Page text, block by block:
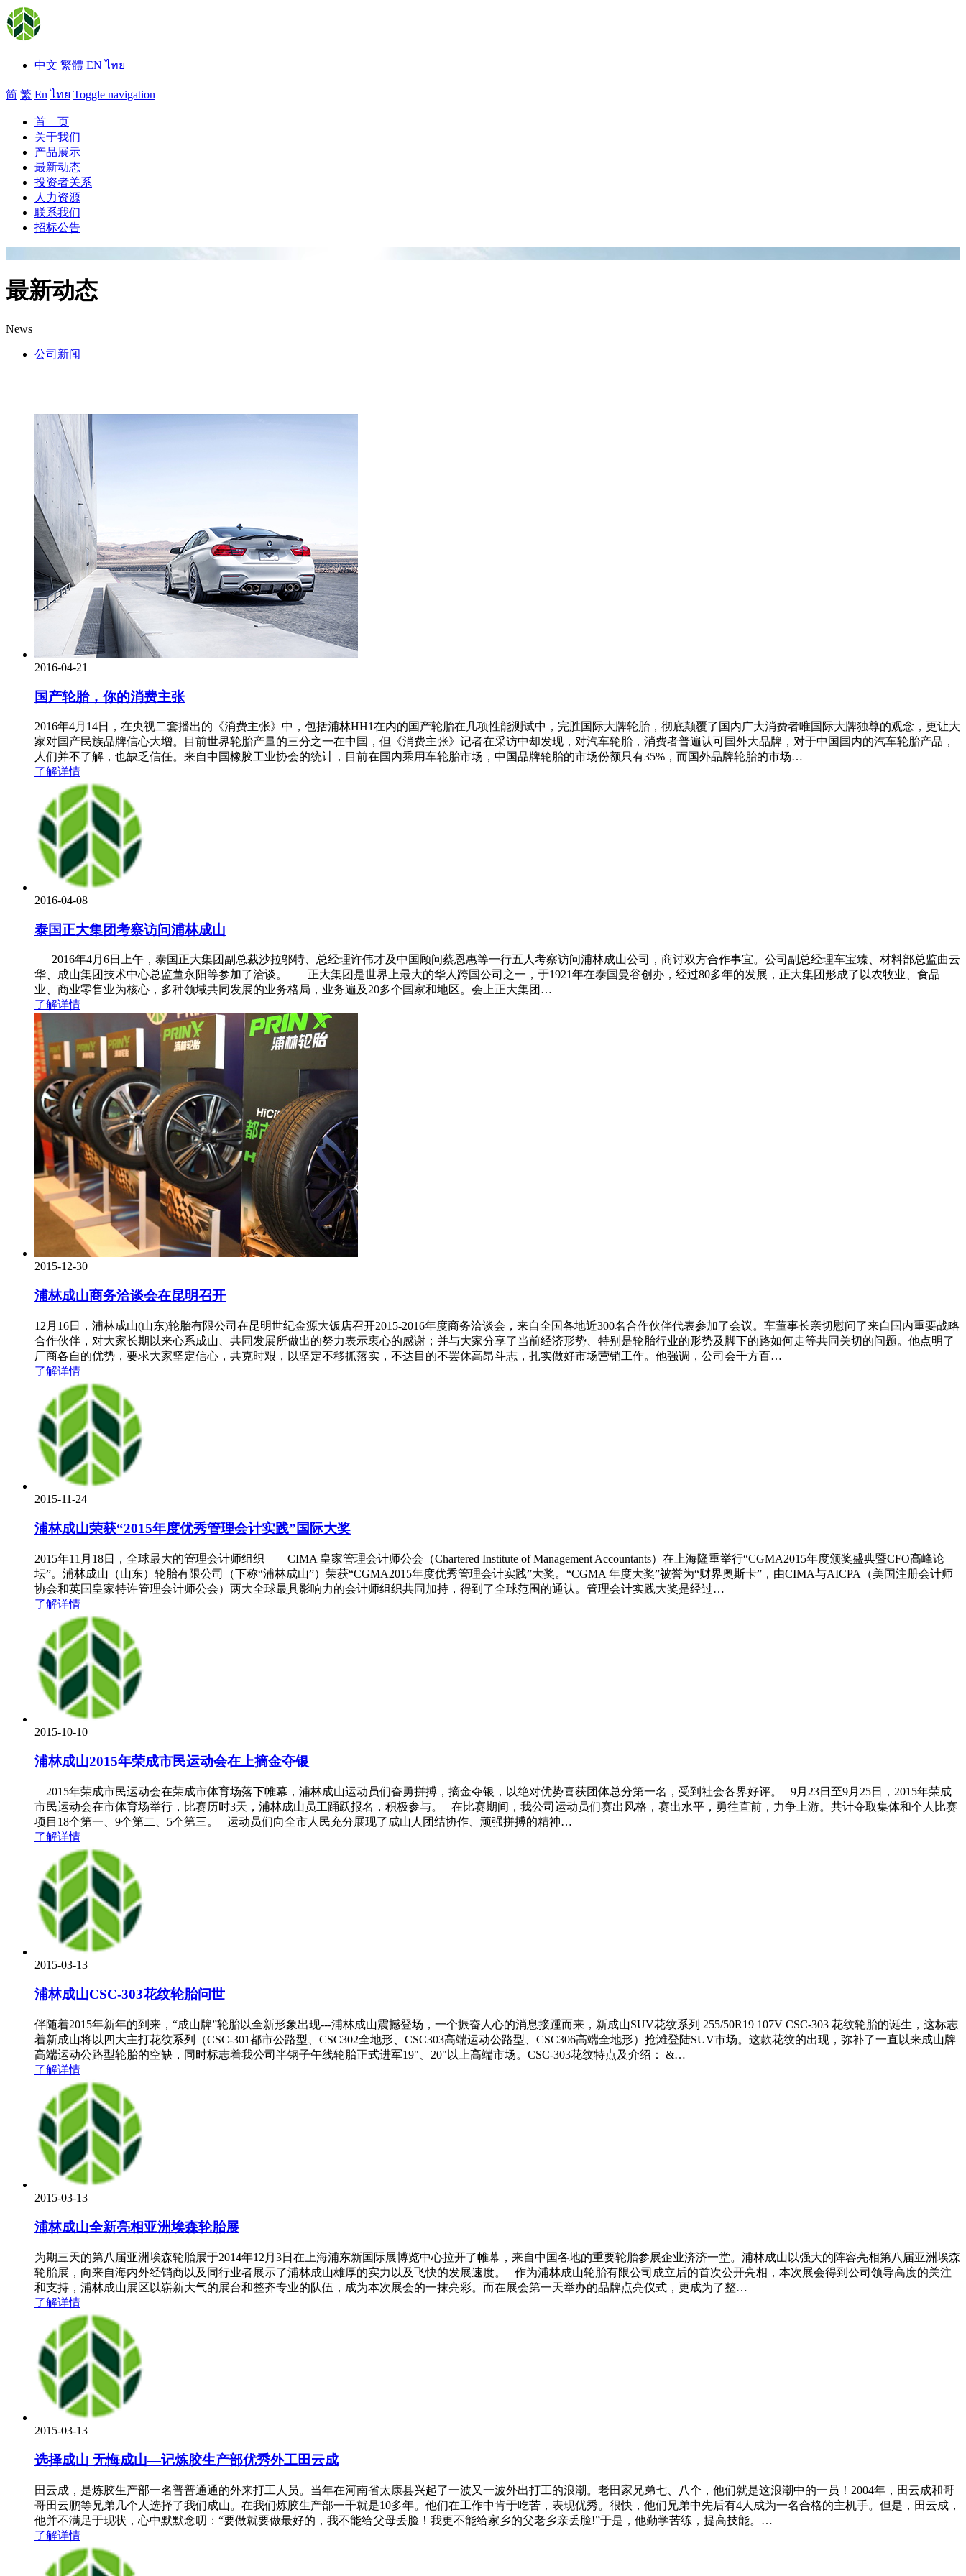
中文 繁體 EN ไทย
简 繁 En ไทย Toggle navigation
首 页
关于我们
产品展示
最新动态
投资者关系
人力资源
联系我们
招标公告
最新动态
News
公司新闻
2016-04-21
国产轮胎，你的消费主张
2016年4月14日，在央视二套播出的《消费主张》中，包括浦林HH1在内的国产轮胎在几项性能测试中，完胜国际大牌轮胎，彻底颠覆了国内广大消费者唯国际大牌独尊的观念，更让大
家对国产民族品牌信心大增。目前世界轮胎产量的三分之一在中国，但《消费主张》记者在采访中却发现，对汽车轮胎，消费者普遍认可国外大品牌，对于中国国内的汽车轮胎产品，
人们并不了解，也缺乏信任。来自中国橡胶工业协会的统计，目前在国内乘用车轮胎市场，中国品牌轮胎的市场份额只有35%，而国外品牌轮胎的市场…
了解详情
2016-04-08
泰国正大集团考察访问浦林成山
2016年4月6日上午，泰国正大集团副总裁沙拉邬特、总经理许伟才及中国顾问蔡恩惠等一行五人考察访问浦林成山公司，商讨双方合作事宜。公司副总经理车宝臻、材料部总监曲云
华、成山集团技术中心总监董永阳等参加了洽谈。 正大集团是世界上最大的华人跨国公司之一，于1921年在泰国曼谷创办，经过80多年的发展，正大集团形成了以农牧业、食品
业、商业零售业为核心，多种领域共同发展的业务格局，业务遍及20多个国家和地区。会上正大集团…
了解详情
2015-12-30
浦林成山商务洽谈会在昆明召开
12月16日，浦林成山(山东)轮胎有限公司在昆明世纪金源大饭店召开2015-2016年度商务洽谈会，来自全国各地近300名合作伙伴代表参加了会议。车董事长亲切慰问了来自国内重要战略
合作伙伴，对大家长期以来心系成山、共同发展所做出的努力表示衷心的感谢；并与大家分享了当前经济形势、特别是轮胎行业的形势及脚下的路如何走等共同关切的问题。他点明了
厂商各自的优势，要求大家坚定信心，共克时艰，以坚定不移抓落实，不达目的不罢休高昂斗志，扎实做好市场营销工作。他强调，公司会千方百…
了解详情
2015-11-24
浦林成山荣获“2015年度优秀管理会计实践”国际大奖
2015年11月18日，全球最大的管理会计师组织——CIMA 皇家管理会计师公会（Chartered Institute of Management Accountants）在上海隆重举行“CGMA2015年度颁奖盛典暨CFO高峰论
坛”。浦林成山（山东）轮胎有限公司（下称“浦林成山”）荣获“CGMA2015年度优秀管理会计实践”大奖。“CGMA 年度大奖”被誉为“财界奥斯卡”，由CIMA与AICPA（美国注册会计师
协会和英国皇家特许管理会计师公会）两大全球最具影响力的会计师组织共同加持，得到了全球范围的通认。管理会计实践大奖是经过…
了解详情
2015-10-10
浦林成山2015年荣成市民运动会在上摘金夺银
2015年荣成市民运动会在荣成市体育场落下帷幕，浦林成山运动员们奋勇拼搏，摘金夺银，以绝对优势喜获团体总分第一名，受到社会各界好评。 9月23日至9月25日，2015年荣成
市民运动会在市体育场举行，比赛历时3天，浦林成山员工踊跃报名，积极参与。 在比赛期间，我公司运动员们赛出风格，赛出水平，勇往直前，力争上游。共计夺取集体和个人比赛
项目18个第一、9个第二、5个第三。 运动员们向全市人民充分展现了成山人团结协作、顽强拼搏的精神…
了解详情
2015-03-13
浦林成山CSC-303花纹轮胎问世
伴随着2015年新年的到来，“成山牌”轮胎以全新形象出现---浦林成山震撼登场，一个振奋人心的消息接踵而来，新成山SUV花纹系列 255/50R19 107V CSC-303 花纹轮胎的诞生，这标志
着新成山将以四大主打花纹系列（CSC-301都市公路型、CSC302全地形、CSC303高端运动公路型、CSC306高端全地形）抢滩登陆SUV市场。这款花纹的出现，弥补了一直以来成山牌
高端运动公路型轮胎的空缺，同时标志着我公司半钢子午线轮胎正式进军19"、20"以上高端市场。CSC-303花纹特点及介绍： &…
了解详情
2015-03-13
浦林成山全新亮相亚洲埃森轮胎展
为期三天的第八届亚洲埃森轮胎展于2014年12月3日在上海浦东新国际展博览中心拉开了帷幕，来自中国各地的重要轮胎参展企业济济一堂。浦林成山以强大的阵容亮相第八届亚洲埃森
轮胎展，向来自海内外经销商以及同行业者展示了浦林成山雄厚的实力以及飞快的发展速度。 作为浦林成山轮胎有限公司成立后的首次公开亮相，本次展会得到公司领导高度的关注
和支持，浦林成山展区以崭新大气的展台和整齐专业的队伍，成为本次展会的一抹亮彩。而在展会第一天举办的品牌点亮仪式，更成为了整…
了解详情
2015-03-13
选择成山 无悔成山—记炼胶生产部优秀外工田云成
田云成，是炼胶生产部一名普普通通的外来打工人员。当年在河南省太康县兴起了一波又一波外出打工的浪潮。老田家兄弟七、八个，他们就是这浪潮中的一员！2004年，田云成和哥
哥田云鹏等兄弟几个人选择了我们成山。在我们炼胶生产部一干就是10多年。他们在工作中肯于吃苦，表现优秀。很快，他们兄弟中先后有4人成为一名合格的主机手。但是，田云成，
他并不满足于现状，心中默默念叨：“要做就要做最好的，我不能给父母丢脸！我更不能给家乡的父老乡亲丢脸!”于是，他勤学苦练，提高技能。…
了解详情